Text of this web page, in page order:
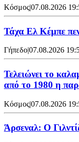
Κόσμος|07.08.2026
Τάχα Ελ Κέμπε
Γήπεδο|07.08.2026
Τελειώνει το
από το 1980 η
Κόσμος|07.08.2026
Άρσεναλ: Ο